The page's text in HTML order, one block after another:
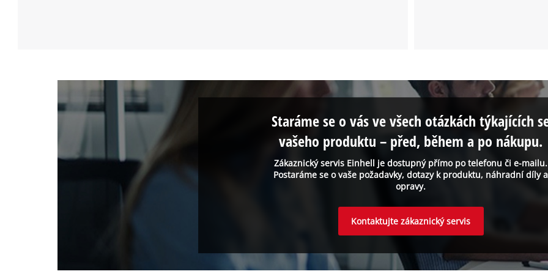
Zákaznický servis Einhell je dostupný přímo po telefonu či e-mailu.
Postaráme se o vaše požadavky, dotazy k produktu, náhradní díly a
opravy.
Staráme se o vás ve všech otázkách týkajících
vašeho produktu – před, během a po nákupu.
Kontaktujte zákaznický servis